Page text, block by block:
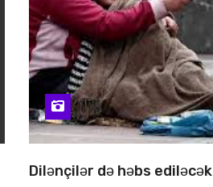
Dilənçilər də həbs ediləcək